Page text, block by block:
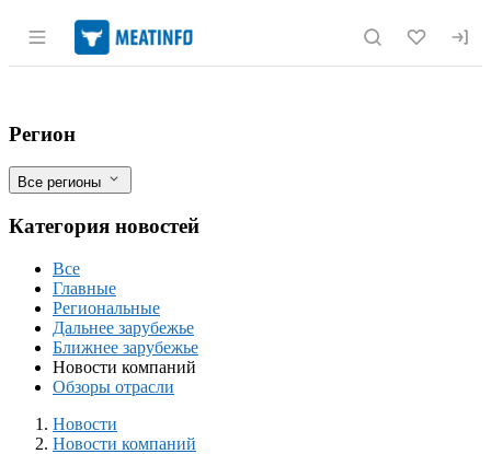
Раздел навигации по сайту
Группа «Лето» инвестирует 6 млрд
Фильтры
Регион
Все регионы
Категория новостей
Все
Главные
Региональные
Дальнее зарубежье
Ближнее зарубежье
Новости компаний
Обзоры отрасли
Новости
Разделы
Новости
Новости компаний